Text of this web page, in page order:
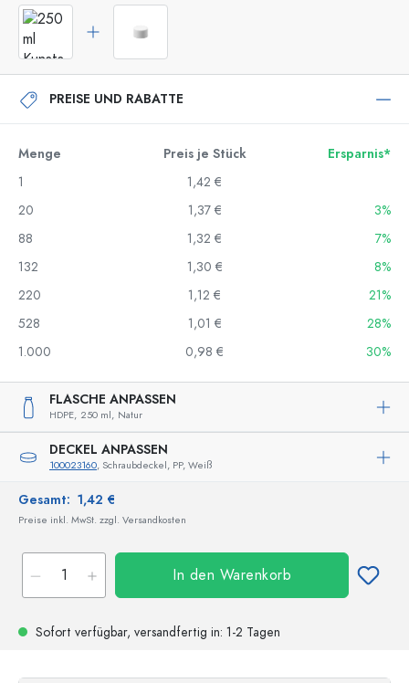
PREISE UND RABATTE
Menge Preis je Stück
Ersparnis*
1
1,42 €
20
1,37 €
3%
88
1,32 €
7%
132
1,30 €
8%
220
1,12 €
21%
528
1,01 €
28%
1.000
0,98 € 30%
FLASCHE ANPASSEN
HDPE, 250 ml, Natur
DECKEL ANPASSEN
100023160, Schraubdeckel, PP, Weiß
Gesamt: 1,42 €
Preise inkl. MwSt. zzgl. Versandkosten
In den Warenkorb
Sofort verfügbar, versandfertig in: 1-2 Tagen